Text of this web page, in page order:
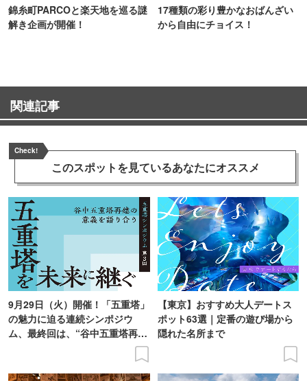
錦糸町PARCOと楽天地を巡る謎
解き企画が開催！
17種類の彩り豊かなおばんざい
から自由にチョイス！
関連記事
Check!
このスポットを見ているあなたにオススメ
9月29日（火）開催！「五重塔」
の魅力に迫る連続シンポジウ
ム、最終回は、“谷中五重塔再建
【東京】おすすめ大人デートス
ポット63選｜定番の遊び場から
隠れた名所まで